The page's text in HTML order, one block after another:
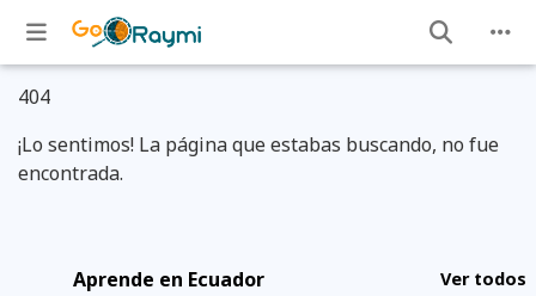
404
¡Lo sentimos! La página que estabas buscando, no fue
encontrada.
Aprende en Ecuador Ver todos